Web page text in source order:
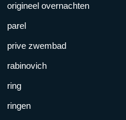
origineel overnachten
parel
prive zwembad
rabinovich
ring
ringen